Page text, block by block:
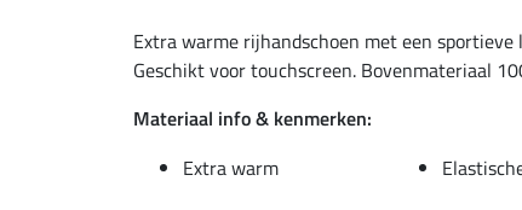
Extra warme rijhandschoen met een
Geschikt voor touchscreen. Bovenmateriaal
Materiaal info & kenmerken:
Extra warm